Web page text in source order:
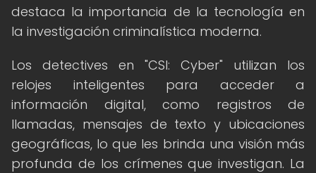
destaca la importancia de la tecnología en
la investigación criminalística moderna.
Los detectives en "CSI: Cyber" utilizan los
relojes inteligentes para acceder a
información digital, como registros de
llamadas, mensajes de texto y ubicaciones
geográficas, lo que les brinda una visión más
profunda de los crímenes que investigan. La